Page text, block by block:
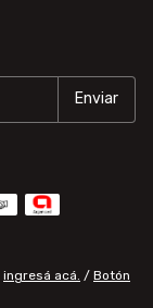
ingresá acá. / Botón